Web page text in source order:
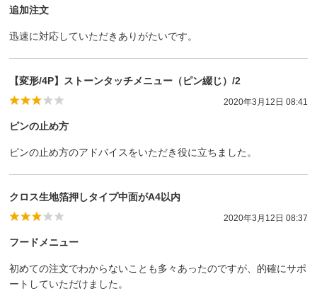
追加注文
迅速に対応していただきありがたいです。
【変形/4P】ストーンタッチメニュー（ピン綴じ）/2
2020年3月12日 08:41
ピンの止め方
ピンの止め方のアドバイスをいただき役に立ちました。
クロス生地箔押しタイプ中面がA4以内
2020年3月12日 08:37
フードメニュー
初めての注文でわからないことも多々あったのですが、的確にサポ
ートしていただけました。